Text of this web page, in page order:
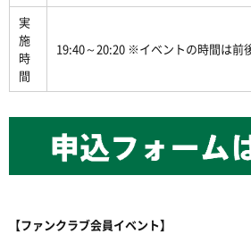
実
施
時
間
19:40～20:20 ※イベントの時間は前
【ファンクラブ会員イベント】